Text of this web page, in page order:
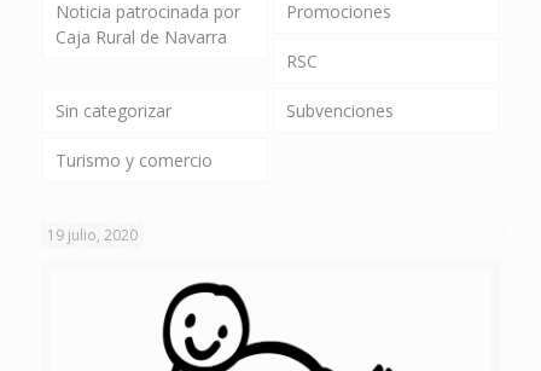
Noticia patrocinada por
Caja Rural de Navarra
Promociones
RSC
Sin categorizar Subvenciones
Turismo y comercio
19 julio, 2020